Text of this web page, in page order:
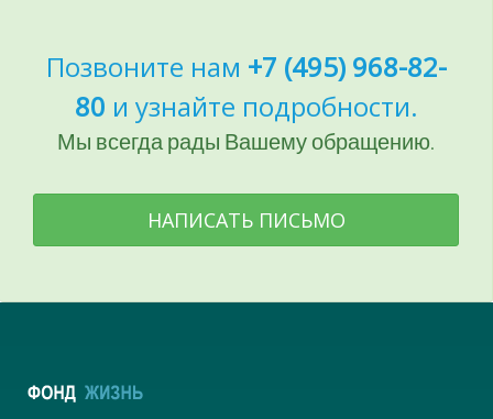
Позвоните нам +7 (495) 968-82-
80 и узнайте подробности.
Мы всегда рады Вашему обращению.
НАПИСАТЬ ПИСЬМО